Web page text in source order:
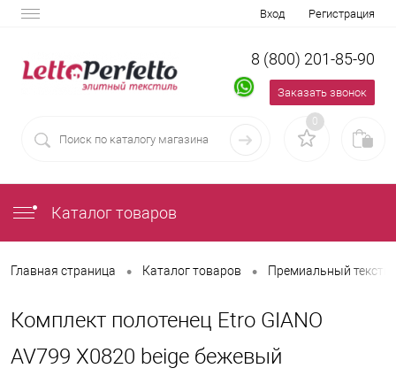
Вход Регистрация
8 (800) 201-85-90
Заказать звонок
0
Каталог товаров
Главная страница • Каталог товаров • Премиальный
Комплект полотенец Etro GIANO
AV799 X0820 beige бежевый